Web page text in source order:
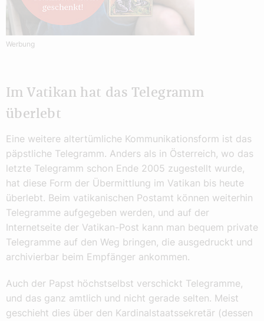
Werbung
Im Vatikan hat das Telegramm
überlebt
Eine weitere altertümliche Kommunikationsform ist das
päpstliche Telegramm. Anders als in Österreich, wo das
letzte Telegramm schon Ende 2005 zugestellt wurde,
hat diese Form der Übermittlung im Vatikan bis heute
überlebt. Beim vatikanischen Postamt können weiterhin
Telegramme aufgegeben werden, und auf der
Internetseite der Vatikan-Post kann man bequem private
Telegramme auf den Weg bringen, die ausgedruckt und
archivierbar beim Empfänger ankommen.
Auch der Papst höchstselbst verschickt Telegramme,
und das ganz amtlich und nicht gerade selten. Meist
geschieht dies über den Kardinalstaatssekretär (dessen